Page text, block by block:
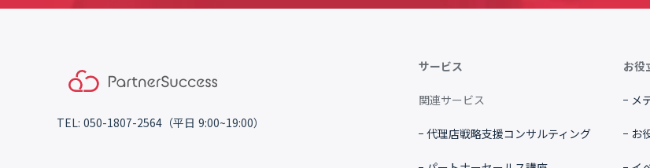
TEL: 050-1807-2564（平日 9:00~19:00）
サービス
関連サービス
代理店戦略支援コンサルティング
お役
メ
お